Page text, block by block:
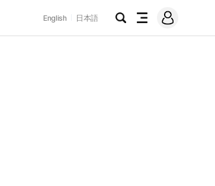
English 日本語
검
전
메
그